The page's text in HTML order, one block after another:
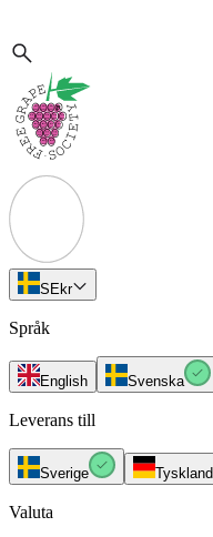
SEkr
Språk
English Svenska
Leverans till
Sverige Tyskland
Valuta